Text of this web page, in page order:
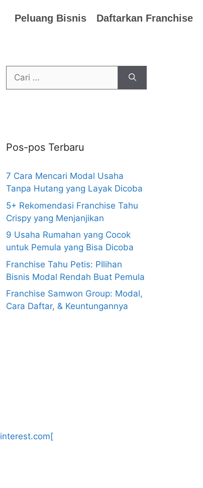
Peluang Bisnis Daftarkan Franchise
Pos-pos Terbaru
7 Cara Mencari Modal Usaha
Tanpa Hutang yang Layak Dicoba
5+ Rekomendasi Franchise Tahu
Crispy yang Menjanjikan
9 Usaha Rumahan yang Cocok
untuk Pemula yang Bisa Dicoba
Franchise Tahu Petis: PIlihan
Bisnis Modal Rendah Buat Pemula
Franchise Samwon Group: Modal,
Cara Daftar, & Keuntungannya